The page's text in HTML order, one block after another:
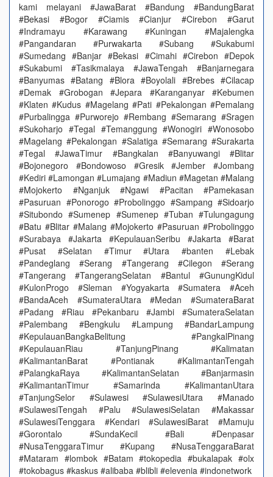
kami melayani #JawaBarat #Bandung #BandungBarat
#Bekasi #Bogor #Ciamis #Cianjur #Cirebon #Garut
#Indramayu #Karawang #Kuningan #Majalengka
#Pangandaran #Purwakarta #Subang #Sukabumi
#Sumedang #Banjar #Bekasi #Cimahi #Cirebon #Depok
#Sukabumi #Tasikmalaya #JawaTengah #Banjarnegara
#Banyumas #Batang #Blora #Boyolali #Brebes #Cilacap
#Demak #Grobogan #Jepara #Karanganyar #Kebumen
#Klaten #Kudus #Magelang #Pati #Pekalongan #Pemalang
#Purbalingga #Purworejo #Rembang #Semarang #Sragen
#Sukoharjo #Tegal #Temanggung #Wonogiri #Wonosobo
#Magelang #Pekalongan #Salatiga #Semarang #Surakarta
#Tegal #JawaTimur #Bangkalan #Banyuwangi #Blitar
#Bojonegoro #Bondowoso #Gresik #Jember #Jombang
#Kediri #Lamongan #Lumajang #Madiun #Magetan #Malang
#Mojokerto #Nganjuk #Ngawi #Pacitan #Pamekasan
#Pasuruan #Ponorogo #Probolinggo #Sampang #Sidoarjo
#Situbondo #Sumenep #Sumenep #Tuban #Tulungagung
#Batu #Blitar #Malang #Mojokerto #Pasuruan #Probolinggo
#Surabaya #Jakarta #KepulauanSeribu #Jakarta #Barat
#Pusat #Selatan #Timur #Utara #banten #Lebak
#Pandeglang #Serang #Tangerang #Cilegon #Serang
#Tangerang #TangerangSelatan #Bantul #GunungKidul
#KulonProgo #Sleman #Yogyakarta #Sumatera #Aceh
#BandaAceh #SumateraUtara #Medan #SumateraBarat
#Padang #Riau #Pekanbaru #Jambi #SumateraSelatan
#Palembang #Bengkulu #Lampung #BandarLampung
#KepulauanBangkaBelitung #PangkalPinang
#KepulauanRiau #TanjungPinang #Kalimatan
#KalimantanBarat #Pontianak #KalimantanTengah
#PalangkaRaya #KalimantanSelatan #Banjarmasin
#KalimantanTimur #Samarinda #KalimantanUtara
#TanjungSelor #Sulawesi #SulawesiUtara #Manado
#SulawesiTengah #Palu #SulawesiSelatan #Makassar
#SulawesiTenggara #Kendari #SulawesiBarat #Mamuju
#Gorontalo #SundaKecil #Bali #Denpasar
#NusaTenggaraTimur #Kupang #NusaTenggaraBarat
#Mataram #lombok #Batam #tokopedia #bukalapak #olx
#tokobagus #kaskus #alibaba #blibli #elevenia #indonetwork